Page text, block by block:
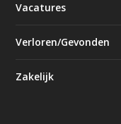
Vacatures
Verloren/Gevonden
Zakelijk